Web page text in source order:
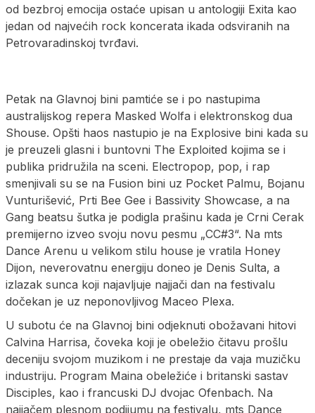
od bezbroj emocija ostaće upisan u antologiji Exita kao
jedan od najvećih rock koncerata ikada odsviranih na
Petrovaradinskoj tvrđavi.
Petak na Glavnoj bini pamtiće se i po nastupima
australijskog repera Masked Wolfa i elektronskog dua
Shouse. Opšti haos nastupio je na Explosive bini kada su
je preuzeli glasni i buntovni The Exploited kojima se i
publika pridružila na sceni. Electropop, pop, i rap
smenjivali su se na Fusion bini uz Pocket Palmu, Bojanu
Vunturišević, Prti Bee Gee i Bassivity Showcase, a na
Gang beatsu šutka je podigla prašinu kada je Crni Cerak
premijerno izveo svoju novu pesmu „CC#3“. Na mts
Dance Arenu u velikom stilu house je vratila Honey
Dijon, neverovatnu energiju doneo je Denis Sulta, a
izlazak sunca koji najavljuje najjači dan na festivalu
dočekan je uz neponovljivog Maceo Plexa.
U subotu će na Glavnoj bini odjeknuti obožavani hitovi
Calvina Harrisa, čoveka koji je obeležio čitavu prošlu
deceniju svojom muzikom i ne prestaje da vaja muzičku
industriju. Program Maina obeležiće i britanski sastav
Disciples, kao i francuski DJ dvojac Ofenbach. Na
najjačem plesnom podijumu na festivalu, mts Dance